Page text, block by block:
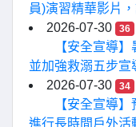
員)演習精華影片
2026-07-30
36
【安全宣導
並加強救溺五步宣
2026-07-30
34
【安全宣導
進行長時間戶外活